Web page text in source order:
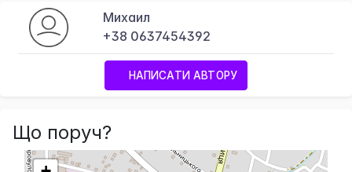
Михаил
+38 0637454392
НАПИСАТИ АВТОРУ
Що поруч?